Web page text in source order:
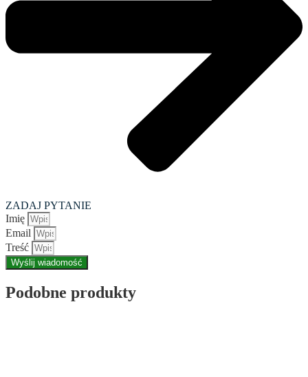
ZADAJ PYTANIE
Imię
Email
Treść
Wyślij wiadomość
Podobne produkty